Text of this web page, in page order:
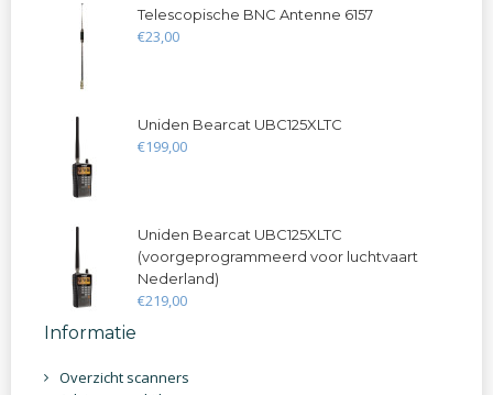
Telescopische BNC Antenne 6157
€23,00
Uniden Bearcat UBC125XLTC
€199,00
Uniden Bearcat UBC125XLTC
(voorgeprogrammeerd voor luchtvaart
Nederland)
€219,00
Informatie
Overzicht scanners